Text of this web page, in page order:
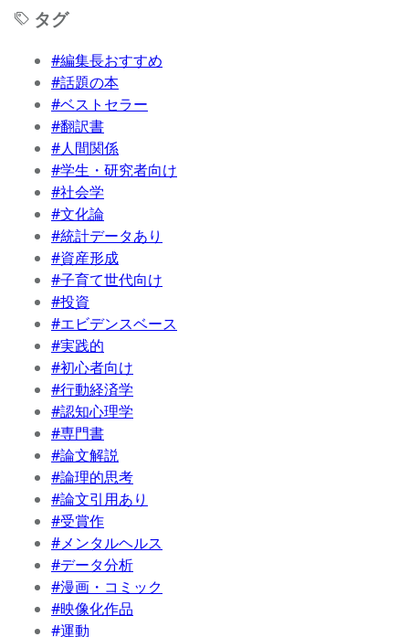
タグ
#編集長おすすめ
#話題の本
#ベストセラー
#翻訳書
#人間関係
#学生・研究者向け
#社会学
#文化論
#統計データあり
#資産形成
#子育て世代向け
#投資
#エビデンスベース
#実践的
#初心者向け
#行動経済学
#認知心理学
#専門書
#論文解説
#論理的思考
#論文引用あり
#受賞作
#メンタルヘルス
#データ分析
#漫画・コミック
#映像化作品
#運動